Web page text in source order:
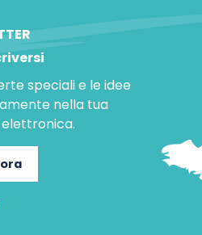
speciali e le idee
nella tua